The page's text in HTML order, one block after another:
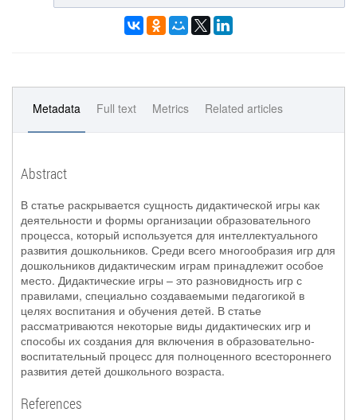
Metadata Full text Metrics Related articles
Abstract
В статье раскрывается сущность дидактической игры как
деятельности и формы организации образовательного
процесса, который используется для интеллектуального
развития дошкольников. Среди всего многообразия игр для
дошкольников дидактическим играм принадлежит особое
место. Дидактические игры – это разновидность игр с
правилами, специально создаваемыми педагогикой в
целях воспитания и обучения детей. В статье
рассматриваются некоторые виды дидактических игр и
способы их создания для включения в образовательно-
воспитательный процесс для полноценного всестороннего
развития детей дошкольного возраста.
References